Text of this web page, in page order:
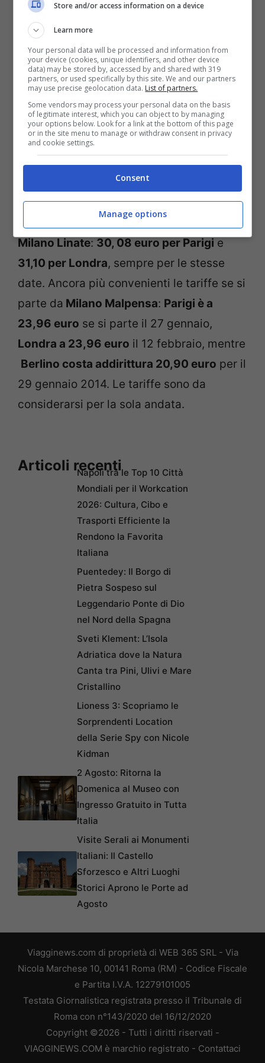
città degli innamorati a soli33, 14 euro
Più vicina invece è la data se volete partire
per
Londra, il 12 febbraio. La capitale del
regno di Sua maestà Regina Elisabetta è
infatti raggiungibile daRoma Fiumicino
con33,14euro. Se scegliete invece come
data giugno, in particolare il 18,Berlino
sarà lieta di accogliervi con un volo
sempre da Roma Fiumicino a36,20 euro.
Per Parigi e Londra i prezzi scendono
leggermente se si sceglie di partire da
Milano Linate: 30, 08 euro per Parigi e
31,10 per Londra, sempre per le stesse
date. Ancora più convenienti le tariffe se si
parte da Milano Malpensa: Parigi è a
23,96 euro se si parte il 27 gennaio,
Londra a 23,96 euro il 12 febbraio, mentre
Berlino costa addirittura 20,90 euro per il
29 gennaio 2014. Le tariffe sono da
considerarsi per la sola andata.
Articoli recentiNapoli tra le Top 10 Città
Mondiali per il Workcation
2026: Cultura, Cibo e
Trasporti Efficiente la
Rendono la Favorita
Italiana
Puentedey: Il Borgo di
Pietra Sospeso sul
Leggendario Ponte di Dio
nel Nord della Spagna
Sveti Klement: L’Isola
Adriatica dove la Natura
Canta tra Pini, Ulivi e Mare
Cristallino
Lioness 3: Scopriamo le
Sorprendenti Location
della Serie Spy con Nicole
Kidman
2 Agosto: Ritorna la
Domenica al Museo con
Ingresso Gratuito in Tutta
Italia
Visite Serali ai Monumenti
Italiani: Il Castello
Sforzesco e Altri Luoghi
Storici Aprono le Porte ad
Agosto
Viagginews.com di proprietà di WEB 365 SRL - Via
Nicola Marchese 10, 00141 Roma (RM) - Codice Fiscale
e Partita I.V.A. 12279101005
Testata Giornalistica registrata presso il Tribunale di
Roma con n°143/2020 del 16/12/2020
Copyright ©2026 - Tutti i diritti riservati -
VIAGGINEWS.COM è marchio registrato - Contattaci
Store and/or access information on a device
Learn more
Your personal data will be processed and information from
your device (cookies, unique identifiers, and other device
data) may be stored by, accessed by and shared with 319
partners, or used specifically by this site. We and our partners
may use precise geolocation data. List of partners.
Some vendors may process your personal data on the basis
of legitimate interest, which you can object to by managing
your options below. Look for a link at the bottom of this page
or in the site menu to manage or withdraw consent in privacy
and cookie settings.
Consent
Manage options